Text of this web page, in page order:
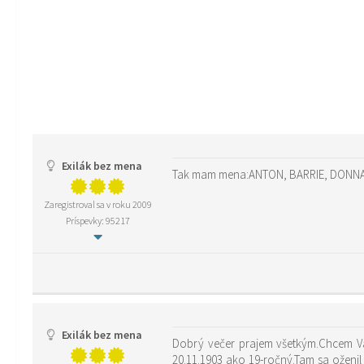
Exilák bez mena
Zaregistroval sa v roku 2009
Príspevky: 95217
Tak mam mena:ANTON, BARRIE,
Exilák bez mena
Dobrý večer prajem všetkým.Chcem
20.11.1903 ako 19-ročný.Tam sa